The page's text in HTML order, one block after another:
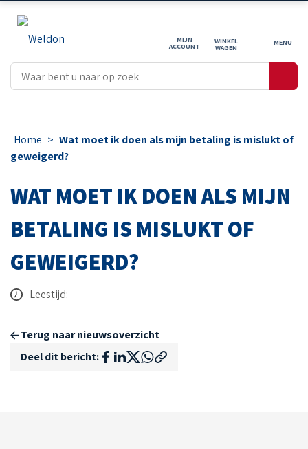
MIJN
ACCOUNT
WINKEL
WAGEN
Home > Wat moet ik doen als mijn betaling is mislukt of
geweigerd?
WAT MOET IK DOEN ALS MIJN
BETALING IS MISLUKT OF
GEWEIGERD?
Leestijd:
Terug naar nieuwsoverzicht
Deel dit bericht: